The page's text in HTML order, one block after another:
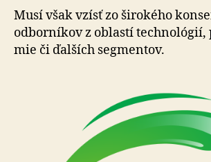
Musí však vzísť zo širokého
odborníkov z oblastí
mie či ďalších seg­men­tov.